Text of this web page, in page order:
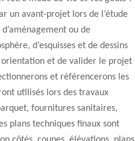
un avant-projet lors de l’étude
ou de
d’esquisses et de dessins
orientation et de valider le projet
et référencerons les
utilisés lors des travaux
fournitures sanitaires,
plans techniques finaux sont